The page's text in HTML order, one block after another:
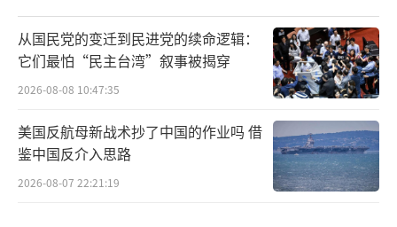
从国民党的变迁到民进党的续命逻辑：
它们最怕“民主台湾”叙事被揭穿
2026-08-08 10:47:35
美国反航母新战术抄了中国的作业吗 借
鉴中国反介入思路
2026-08-07 22:21:19